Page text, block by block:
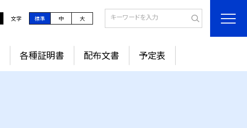
文字 標準 中 大
各種証明書 配布文書 予定表